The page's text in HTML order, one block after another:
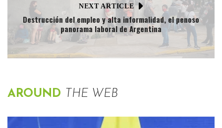
NEXT ARTICLE
Destrucción del empleo y alta informalidad, el penoso
panorama laboral de Argentina
AROUND THE WEB